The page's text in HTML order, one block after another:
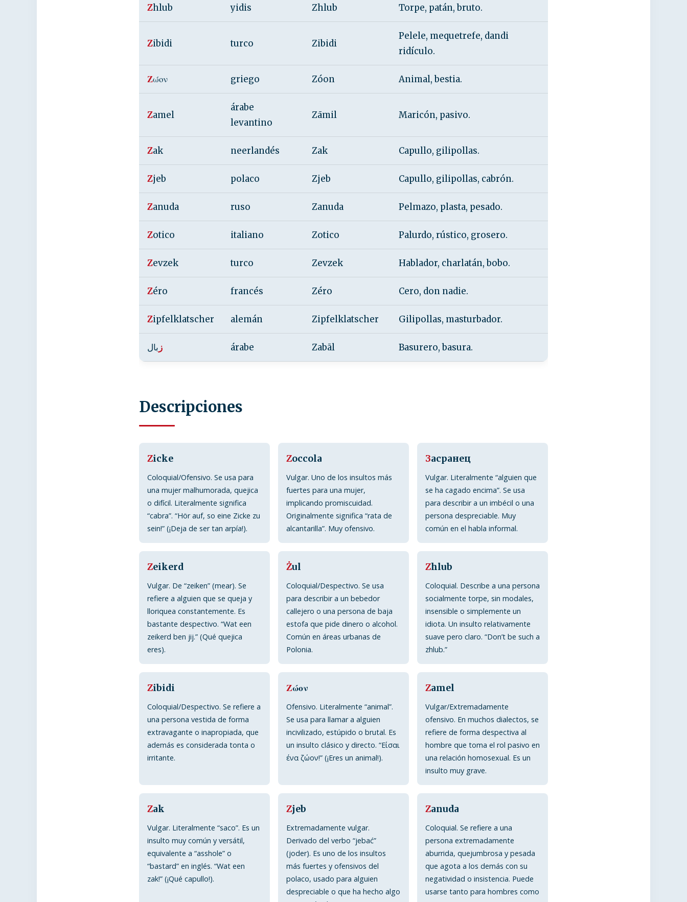
Zhlub yidis Zhlub Torpe, patán, bruto.
Zibidi turco Zibidi
Pelele, mequetrefe, dandi
ridículo.
Ζώον griego Zóon Animal, bestia.
Zamel
árabe
levantino
Zāmil Maricón, pasivo.
Zak neerlandés Zak Capullo, gilipollas.
Zjeb polaco Zjeb Capullo, gilipollas, cabrón.
Zanuda ruso Zanuda Pelmazo, plasta, pesado.
Zotico italiano Zotico Palurdo, rústico, grosero.
Zevzek turco Zevzek Hablador, charlatán, bobo.
Zéro francés Zéro Cero, don nadie.
Zipfelklatscher alemán Zipfelklatscher Gilipollas, masturbador.
ز بال árabe Zabāl Basurero, basura.
Descripciones
Zicke
Coloquial/Ofensivo. Se usa para
una mujer malhumorada, quejica
o difícil. Literalmente significa
“cabra”. “Hör auf, so eine Zicke zu
sein!” (¡Deja de ser tan arpía!).
Zoccola
Vulgar. Uno de los insultos más
fuertes para una mujer,
implicando promiscuidad.
Originalmente significa “rata de
alcantarilla”. Muy ofensivo.
Засранец
Vulgar. Literalmente “alguien que
se ha cagado encima”. Se usa
para describir a un imbécil o una
persona despreciable. Muy
común en el habla informal.
Zeikerd
Vulgar. De “zeiken” (mear). Se
refiere a alguien que se queja y
lloriquea constantemente. Es
bastante despectivo. “Wat een
zeikerd ben jij.” (Qué quejica
eres).
Żul
Coloquial/Despectivo. Se usa
para describir a un bebedor
callejero o una persona de baja
estofa que pide dinero o alcohol.
Común en áreas urbanas de
Polonia.
Zhlub
Coloquial. Describe a una persona
socialmente torpe, sin modales,
insensible o simplemente un
idiota. Un insulto relativamente
suave pero claro. “Don’t be such a
zhlub.”
Zibidi
Coloquial/Despectivo. Se refiere a
una persona vestida de forma
extravagante o inapropiada, que
además es considerada tonta o
irritante.
Ζώον
Ofensivo. Literalmente “animal”.
Se usa para llamar a alguien
incivilizado, estúpido o brutal. Es
un insulto clásico y directo. “Είσαι
ένα ζώον!” (¡Eres un animal!).
Zamel
Vulgar/Extremadamente
ofensivo. En muchos dialectos, se
refiere de forma despectiva al
hombre que toma el rol pasivo en
una relación homosexual. Es un
insulto muy grave.
Zak
Vulgar. Literalmente “saco”. Es un
insulto muy común y versátil,
equivalente a “asshole” o
“bastard” en inglés. “Wat een
zak!” (¡Qué capullo!).
Zjeb
Extremadamente vulgar.
Derivado del verbo “jebać”
(joder). Es uno de los insultos
más fuertes y ofensivos del
polaco, usado para alguien
despreciable o que ha hecho algo
Zanuda
Coloquial. Se refiere a una
persona extremadamente
aburrida, quejumbrosa y pesada
que agota a los demás con su
negatividad o insistencia. Puede
usarse tanto para hombres como